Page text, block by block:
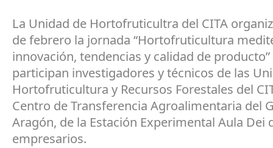
La Unidad de Hortofruticultra del CITA
de febrero la jornada “Hortofruticultura
innovación, tendencias y calidad de
participan investigadores y técnicos de las
Hortofruticultura y Recursos Forestales del
Centro de Transferencia Agroalimentaria del
Aragón, de la Estación Experimental Aula Dei
empresarios.